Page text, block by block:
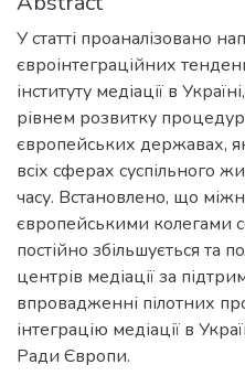
У статті проаналізовано
євроінтеграційних
інституту медіації в
рівнем розвитку
європейських державах,
всіх сферах суспільного
часу. Встановлено, що
європейськими колегами
постійно збільшується та
центрів медіації за
впровадженні пілотних
інтеграцію медіації в
Ради Європи.